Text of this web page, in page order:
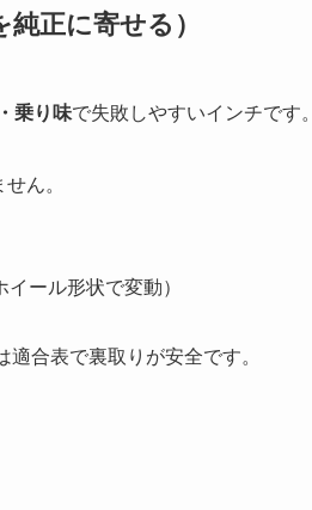
正に寄せる）
乗り味で失敗しやすいインチです。
ん。
ール形状で変動）
合表で裏取りが安全です。